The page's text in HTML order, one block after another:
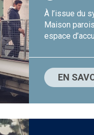
À l’issue du
Maison
espace
EN